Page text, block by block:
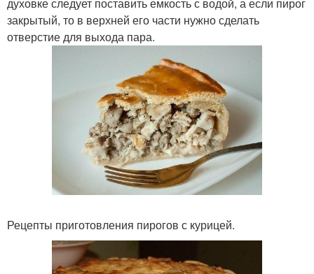
закрытый, то в верхней его части нужно сделать
отверстие для выхода пара.
Рецепты приготовления пирогов с курицей.